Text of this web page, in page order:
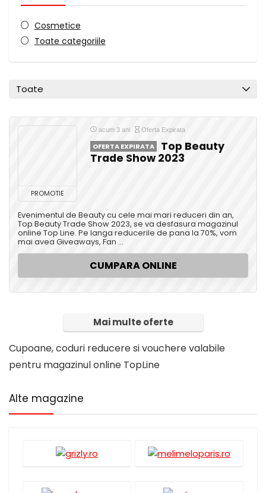
Cosmetice
Toate categoriile
Toate
PROMOTIE
acum 3 ani Oferta Expirata
OFERTA EXPIRATA
Top Beauty
Trade Show 2023
Evenimentul de Beauty cu cele mai mari reduceri din an,
Top Beauty Trade Show 2023, se va desfasura magazinul
online Top Line. Pe langa reducerile de pana la 70%, vom
mai avea Giveaways, Fan ...
CUMPARA ONLINE
Mai multe oferte
Cupoane, coduri reducere si vouchere valabile
pentru magazinul online TopLine
Alte magazine